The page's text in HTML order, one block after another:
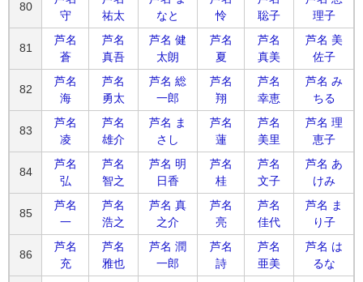
80
守
祐太
なと
怜
聡子
理子
81
芦名
蒼
芦名
真吾
芦名 健
太朗
芦名
夏
芦名
真美
芦名 美
佐子
82
芦名
海
芦名
勇太
芦名 総
一郎
芦名
翔
芦名
幸恵
芦名 み
ちる
83
芦名
凌
芦名
雄介
芦名 ま
さし
芦名
蓮
芦名
美里
芦名 理
恵子
84
芦名
弘
芦名
智之
芦名 明
日香
芦名
桂
芦名
文子
芦名 あ
けみ
85
芦名
一
芦名
浩之
芦名 真
之介
芦名
亮
芦名
佳代
芦名 ま
り子
86
芦名
充
芦名
雅也
芦名 潤
一郎
芦名
詩
芦名
亜美
芦名 は
るな